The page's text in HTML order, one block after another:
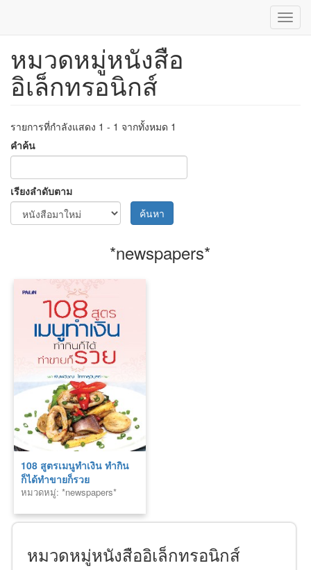
ข้าม
เนื้อหา
หมวดหมู่หนังสือ
อิเล็กทรอนิกส์
รายการที่กำลังแสดง 1 - 1 จากทั้งหมด 1
คำค้น
เรียงลำดับตาม
ค้นหา
*newspapers*
108 สูตรเมนูทำเงิน ทำกิน
ก็ได้ทำขายก็รวย
หมวดหมู่: *newspapers*
หมวดหมู่หนังสืออิเล็กทรอนิกส์